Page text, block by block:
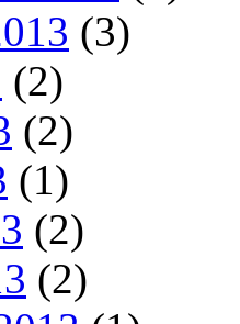
(3)
(2)
(2)
(1)
(2)
(2)